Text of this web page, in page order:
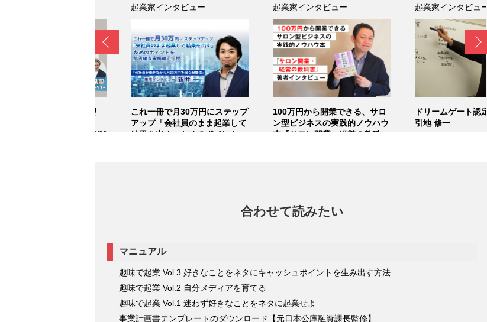
的成果を出す！堂本晃聖
2025/08/29
起業家インタビュー
これ一冊で月30万円にステップ
アップ「会社員のまま起業して
結果を出す」ためのポイントを
起業家インタビュー
100万円から開業できる、サロ
ン型ビジネスの実践的ノウハウ
本『サロン開業・経営の教科
起業家インタビュー
ドリームゲート認
引地 修一
Prev
合わせて読みたい
マニュアル
趣味で起業 Vol.3 好きなことをネタにキャッシュポイントを生み出す方法
趣味で起業 Vol.2 自分メディアを育てる
趣味で起業 Vol.1 迷わず好きなことをネタに起業せよ
事業計画書テンプレートのダウンロード【元日本公庫融資課長監修】